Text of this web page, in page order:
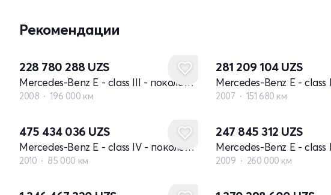
Рекомендации
228 780 288 UZS
Mercedes-Benz E - class III - поколение W211 рестайлинг
2008 196 000 км
281 209 104 UZS
2007 151 680 км
475 434 036 UZS
Mercedes-Benz E - class IV - поколение W212
2010 85 000 км
247 845 312 UZS
2009 260 000 км